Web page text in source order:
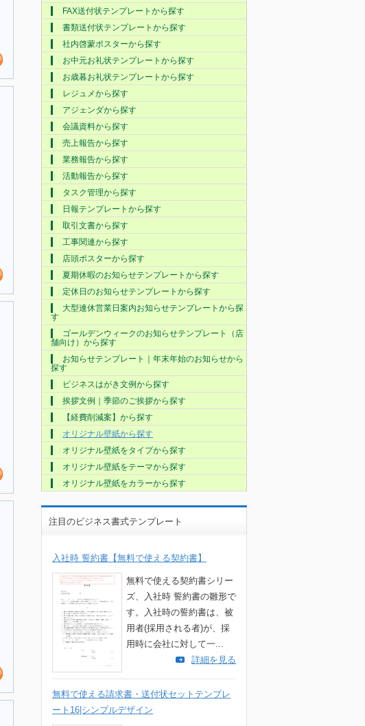
FAX送付状テンプレートから探す
書類送付状テンプレートから探す
社内啓蒙ポスターから探す
お中元お礼状テンプレートから探す
お歳暮お礼状テンプレートから探す
レジュメから探す
アジェンダから探す
会議資料から探す
売上報告から探す
業務報告から探す
活動報告から探す
タスク管理から探す
日報テンプレートから探す
取引文書から探す
工事関連から探す
店頭ポスターから探す
夏期休暇のお知らせテンプレートから探す
定休日のお知らせテンプレートから探す
大型連休営業日案内お知らせテンプレートから探
す
ゴールデンウィークのお知らせテンプレート（店
舗向け）から探す
お知らせテンプレート｜年末年始のお知らせから
探す
ビジネスはがき文例から探す
挨拶文例｜季節のご挨拶から探す
【経費削減案】から探す
オリジナル壁紙から探す
オリジナル壁紙をタイプから探す
オリジナル壁紙をテーマから探す
オリジナル壁紙をカラーから探す
注目のビジネス書式テンプレート
入社時 誓約書【無料で使える契約書】
無料で使える契約書シリー
ズ、入社時 誓約書の雛形で
す。入社時の誓約書は、被
用者(採用される者)が、採
用時に会社に対して一...
詳細を見る
無料で使える請求書・送付状セットテンプレ
ート16|シンプルデザイン